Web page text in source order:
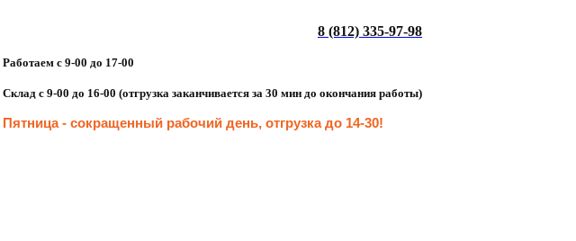
8 (812) 335-97-98
Работаем с 9-00 до 17-00
Склад с 9-00 до 16-00 (отгрузка заканчивается за 30 мин до окончания работы)
Пятница - сокращенный рабочий день, отгрузка до 14-30!